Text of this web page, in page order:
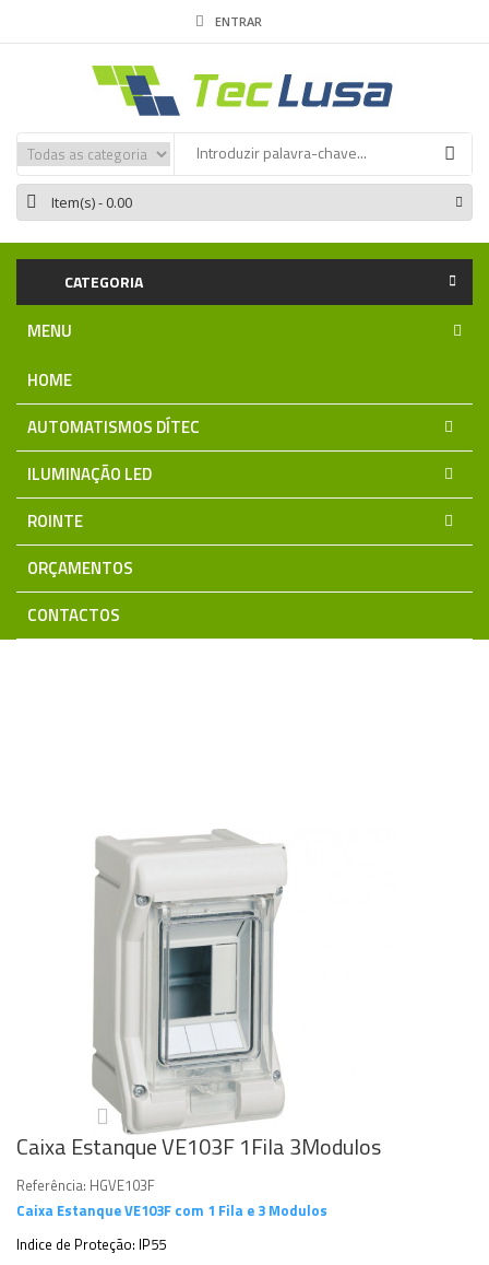
ENTRAR
Item(s)- 0.00
CATEGORIA
MENU
HOME
AUTOMATISMOS DÍTEC
ILUMINAÇÃO LED
ROINTE
ORÇAMENTOS
CONTACTOS
Caixa Estanque VE103F 1Fila 3Modulos
Referência: HGVE103F
Caixa Estanque VE103F com 1 Fila e 3 Modulos
Indice de Proteção: IP55